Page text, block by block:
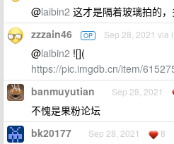
@laibin2 这才是隔着玻璃拍的
zzzain46 OP Sep 28, 2021 via
@laibin2 ![](
https://pic.imgdb.cn/item/
banmuyutian Sep 28, 2021
不愧是果粉论坛
bk20177 Sep 28, 2021 8